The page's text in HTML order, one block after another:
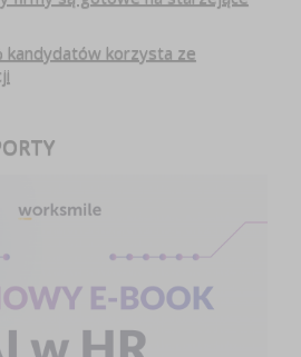
kandydatów korzysta ze